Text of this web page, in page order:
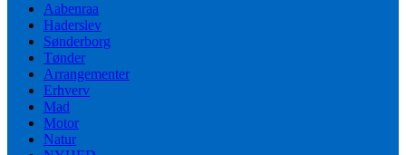
Aabenraa
Haderslev
Sønderborg
Tønder
Arrangementer
Erhverv
Mad
Motor
Natur